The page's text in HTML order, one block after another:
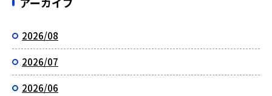
2026/08
2026/07
2026/06